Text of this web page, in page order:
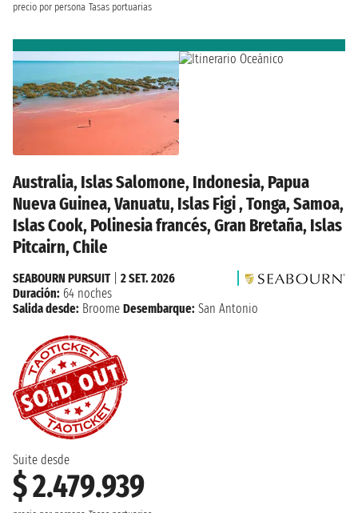
precio por persona Tasas portuarias
Australia, Islas Salomone, Indonesia, Papua
Nueva Guinea, Vanuatu, Islas Figi , Tonga, Samoa,
Islas Cook, Polinesia francés, Gran Bretaña, Islas
Pitcairn, Chile
Suite desde
$ 2.479.939
SEABOURN PURSUIT| 2 SET. 2026
Duración: 64 noches
Salida desde: Broome Desembarque: San Antonio